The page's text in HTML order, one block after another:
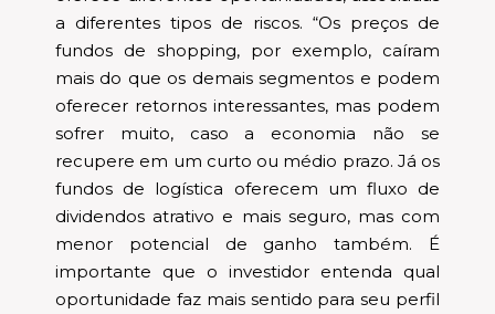
a diferentes tipos de riscos. “Os preços de
fundos de shopping, por exemplo, caíram
mais do que os demais segmentos e podem
oferecer retornos interessantes, mas podem
sofrer muito, caso a economia não se
recupere em um curto ou médio prazo. Já os
fundos de logística oferecem um fluxo de
dividendos atrativo e mais seguro, mas com
menor potencial de ganho também. É
importante que o investidor entenda qual
oportunidade faz mais sentido para seu perfil